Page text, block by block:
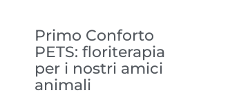
Primo Conforto
PETS: floriterapia
per i nostri amici
animali